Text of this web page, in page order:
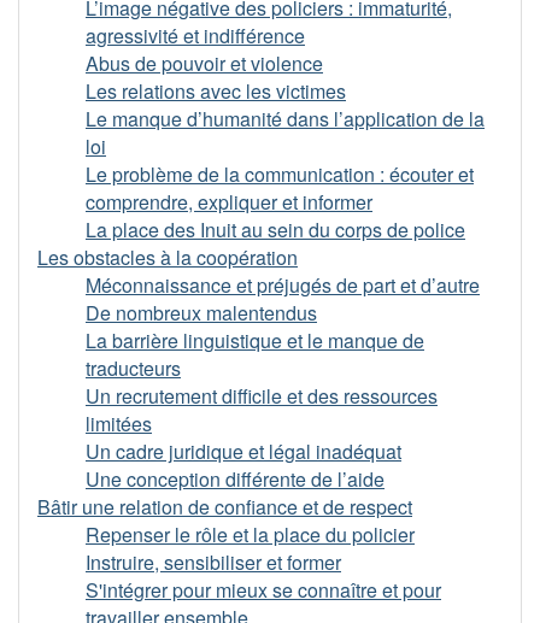
L’image négative des policiers : immaturité,
agressivité et indifférence
Abus de pouvoir et violence
Les relations avec les victimes
Le manque d’humanité dans l’application de la
loi
Le problème de la communication : écouter et
comprendre, expliquer et informer
La place des Inuit au sein du corps de police
Les obstacles à la coopération
Méconnaissance et préjugés de part et d’autre
De nombreux malentendus
La barrière linguistique et le manque de
traducteurs
Un recrutement difficile et des ressources
limitées
Un cadre juridique et légal inadéquat
Une conception différente de l’aide
Bâtir une relation de confiance et de respect
Repenser le rôle et la place du policier
Instruire, sensibiliser et former
S'intégrer pour mieux se connaître et pour